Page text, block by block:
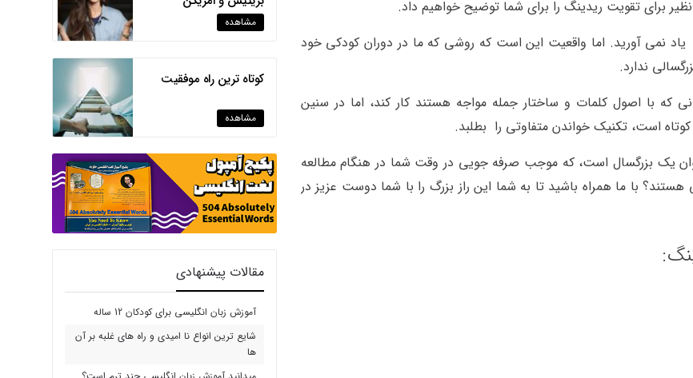
یاد نمی آورید. اما واقعیت این است که روشی که ما در دوران کودکی خود
ندارد.
که با اصول کلمات و ساختار جمله مواجه هستند کار کند، اما در سنین
است، تکنیک خواندن متفاوتی را بطلبد.
یک بزرگسال است، که موجب صرفه جویی در وقت شما در هنگام مطالعه
با ما همراه باشید تا به شما این راز بزرگ را با شما دوست عزیز در
مشاهده
کوتاه ترین راه موفقیت
مشاهده
مقالات پیشنهادی
آموزش زبان انگلیسی برای کودکان 12 ساله
شایع ترین انواع نا امیدی و راه های غلبه بر آن
ها